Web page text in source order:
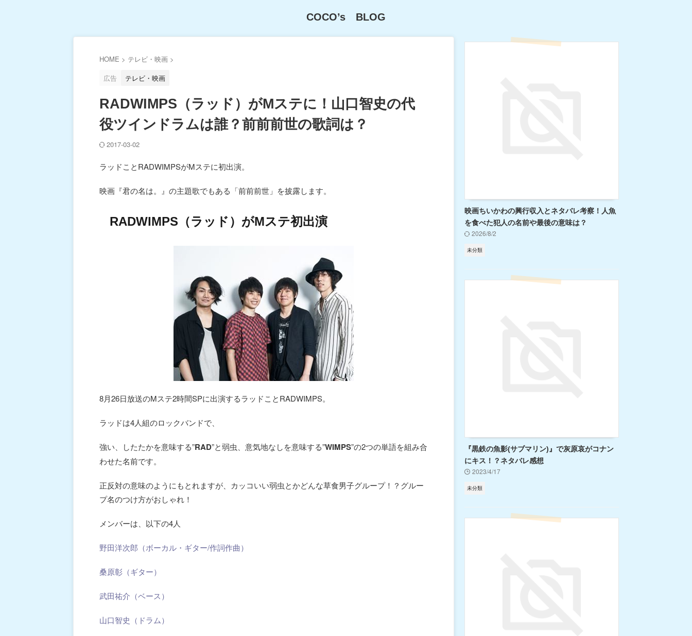
COCO’s BLOG
HOME > テレビ・映画 >
広告
テレビ・映画
RADWIMPS（ラッド）がMステに！山口智史の代
役ツインドラムは誰？前前前世の歌詞は？
2017-03-02
ラッドことRADWIMPSがMステに初出演。
映画『君の名は。』の主題歌でもある「前前前世」を披露します。
RADWIMPS（ラッド）がMステ初出演
8月26日放送のMステ2時間SPに出演するラッドことRADWIMPS。
ラッドは4人組のロックバンドで、
強い、したたかを意味する”RAD”と弱虫、意気地なしを意味する”WIMPS”の2つの単語を組み合
わせた名前です。
正反対の意味のようにもとれますが、カッコいい弱虫とかどんな草食男子グループ！？グルー
プ名のつけ方がおしゃれ！
メンバーは、以下の4人
野田洋次郎（ボーカル・ギター/作詞作曲）
桑原彰（ギター）
武田祐介（ベース）
山口智史（ドラム）
映画ちいかわの興行収入とネタバレ考察！人魚
を食べた犯人の名前や最後の意味は？
2026/8/2
未分類
『黒鉄の魚影(サブマリン)』で灰原哀がコナン
にキス！？ネタバレ感想
2023/4/17
未分類